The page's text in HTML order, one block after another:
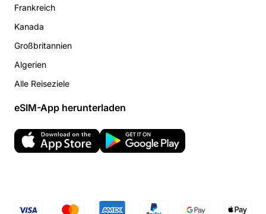
Frankreich
Kanada
Großbritannien
Algerien
Alle Reiseziele
eSIM-App herunterladen